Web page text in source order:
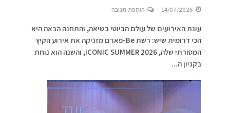
14/07/2026 הוספת תגובה
עונת האירועים של עולם הביוטי בשיאה, והתחנה הבאה היא
הכי דרומית שיש: רשת Be-פארם מזניקה את אירוע הקיץ
המסורתי שלה, ICONIC SUMMER 2026, והשנה הוא נוחת
בקניון ה...